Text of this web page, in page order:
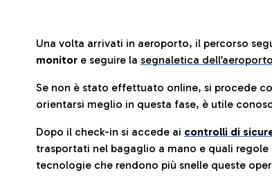
Una volta arrivati in aeroporto, il percorso
monitor e seguire la segnaletica dell’aeroporto
Se non è stato effettuato online, si procede
orientarsi meglio in questa fase, è utile
Dopo il check-in si accede ai controlli di
trasportati nel bagaglio a mano e quali
tecnologie che rendono più snelle queste